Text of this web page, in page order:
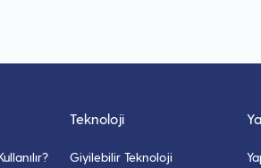
Teknoloji
Giyilebilir Teknoloji